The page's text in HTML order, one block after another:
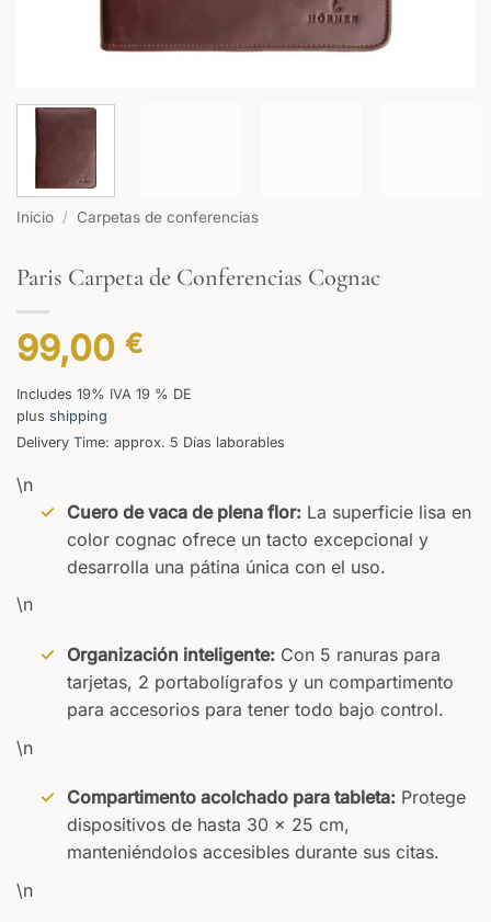
Inicio / Carpetas de conferencias
Paris Carpeta de Conferencias Cognac
99,00 €
Includes 19% IVA 19 % DE
plus shipping
Delivery Time: approx. 5 Días laborables
\n
Cuero de vaca de plena flor:La superficie lisa en
color cognac ofrece un tacto excepcional y
desarrolla una pátina única con el uso.
\n
Organización inteligente:Con 5 ranuras para
tarjetas, 2 portabolígrafos y un compartimento
para accesorios para tener todo bajo control.
\n
Compartimento acolchado para tableta:Protege
dispositivos de hasta 30 x 25 cm,
manteniéndolos accesibles durante sus citas.
\n